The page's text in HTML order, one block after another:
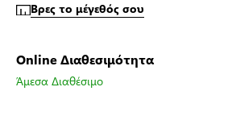
Βρες το μέγεθός σου
Online Διαθεσιμότητα
Άμεσα Διαθέσιμο